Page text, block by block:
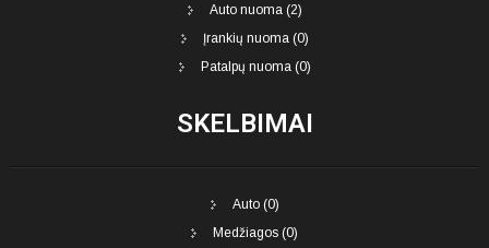
Auto nuoma (2)
Įrankių nuoma (0)
Patalpų nuoma (0)
SKELBIMAI
Auto (0)
Medžiagos (0)